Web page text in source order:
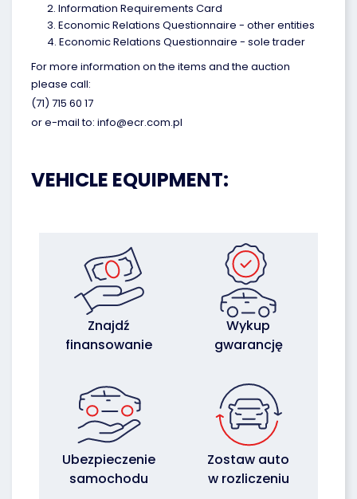
Information Requirements Card
Economic Relations Questionnaire - other entities
Economic Relations Questionnaire - sole trader
For more information on the items and the auction
please call:
(71) 715 60 17
or e-mail to: info@ecr.com.pl
VEHICLE EQUIPMENT:
Znajdź
finansowanie
Wykup
gwarancję
Ubezpieczenie
samochodu
Zostaw auto
w rozliczeniu